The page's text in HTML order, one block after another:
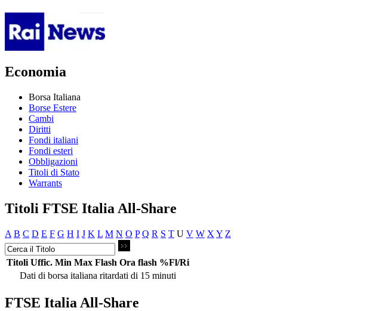
Economia
Borsa Italiana
Borse Estere
Cambi
Diritti
Fondi italiani
Fondi esteri
Obbligazioni
Titoli di Stato
Warrants
Titoli FTSE Italia All-Share
A B C D E F G H I J K L M N O P Q R S T U V W X Y Z
Titoli Uffic. Min Max Flash Ora flash %Fl/Ri
Dati di borsa italiana ritardati di 15 minuti
FTSE Italia All-Share